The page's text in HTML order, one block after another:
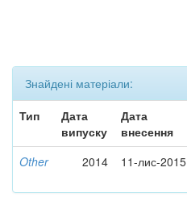
Знайдені матеріали:
Тип
Дата
випуску
Дата
внесення
Other 2014 11-лис-2015